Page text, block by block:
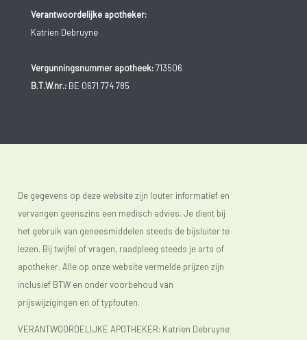
Verantwoordelijke apotheker:
Katrien Debruyne
Vergunningsnummer apotheek:713506
B.T.W.nr.:BE 0671 774 785
De gegevens op deze website zijn louter informatief en
vervangen geenszins een medisch advies. Je dient bij
het gebruik van geneesmiddelen steeds de bijsluiter te
lezen. Bij twijfel of vragen, raadpleeg steeds je arts of
apotheker. Alle op onze website vermelde prijzen zijn
inclusief BTW en onder voorbehoud van
prijswijzigingen en of typfouten.
VERANTWOORDELIJKE APOTHEKER: Katrien Debruyne